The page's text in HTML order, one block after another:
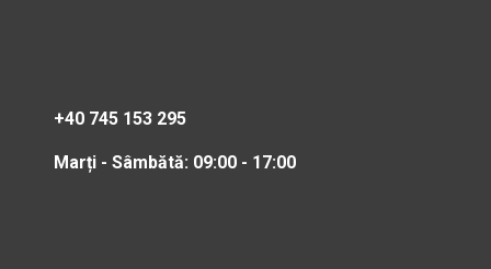
+40 745 153 295
Marți - Sâmbătă: 09:00 - 17:00